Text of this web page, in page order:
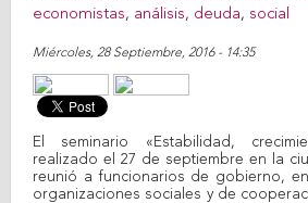
economistas, análisis, deuda, social
Miércoles, 28 Septiembre, 2016 - 14:35
El seminario «Estabilidad,
realizado el 27 de septiembre en la
reunió a funcionarios de gobierno,
organizaciones sociales y de